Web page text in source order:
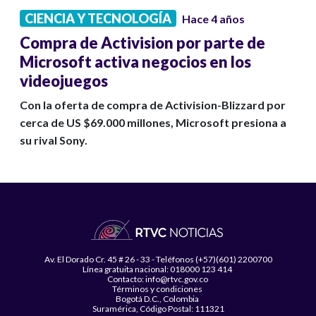
CIENCIA Y TECNOLOGÍA Hace 4 años
Compra de Activision por parte de
Microsoft activa negocios en los
videojuegos
Con la oferta de compra de Activision-Blizzard por
cerca de US $69.000 millones, Microsoft presiona a
su rival Sony.
Av. El Dorado Cr. 45 # 26 - 33 - Teléfonos (+57)(601) 2200700
Línea gratuita nacional: 018000 123 414
Contacto: info@rtvc.gov.co
Términos y condiciones
Bogotá D.C., Colombia
Suramérica, Código Postal: 111321